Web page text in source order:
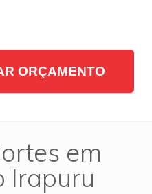
ORÇAMENTO
em
Irapuru